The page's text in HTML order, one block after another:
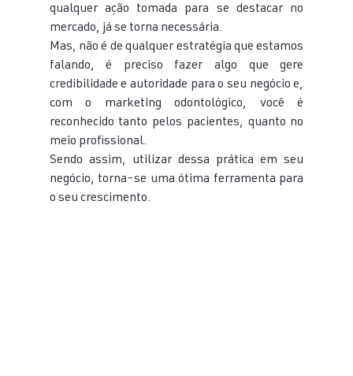
qualquer ação tomada para se destacar no
mercado, já se torna necessária.
Mas, não é de qualquer estratégia que estamos
falando, é preciso fazer algo que gere
credibilidade e autoridade para o seu negócio e,
com o marketing odontológico, você é
reconhecido tanto pelos pacientes, quanto no
meio profissional.
Sendo assim, utilizar dessa prática em seu
negócio, torna-se uma ótima ferramenta para
o seu crescimento.